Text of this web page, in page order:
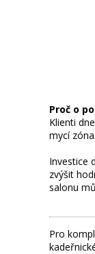
Proč o
Klienti
mycí
Investice
zvýšit
salonu
Pro